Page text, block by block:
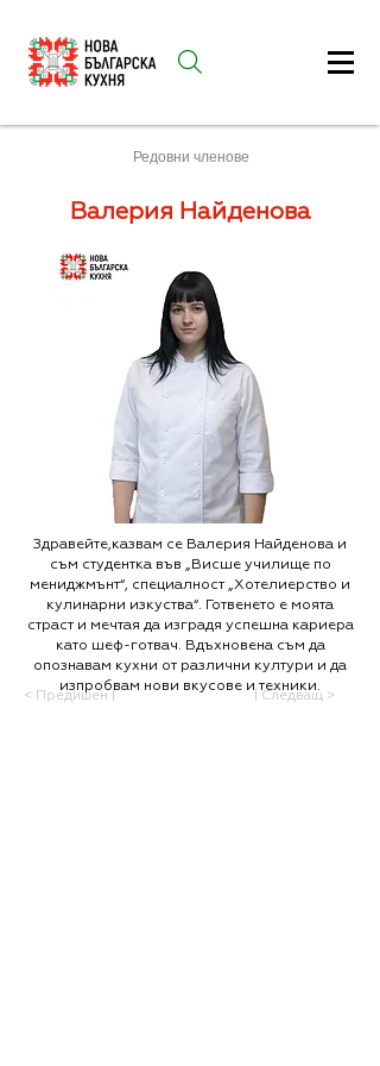
Редовни членове
Валерия Найденова
Здравейте,казвам се Валерия Найденова и
съм студентка във „Висше училище по
мениджмънт“, специалност „Хотелиерство и
кулинарни изкуства“. Готвенето е моята
страст и мечтая да изградя успешна кариера
като шеф-готвач. Вдъхновена съм да
опознавам кухни от различни култури и да
изпробвам нови вкусове и техники.
< Предишен | | Следващ >